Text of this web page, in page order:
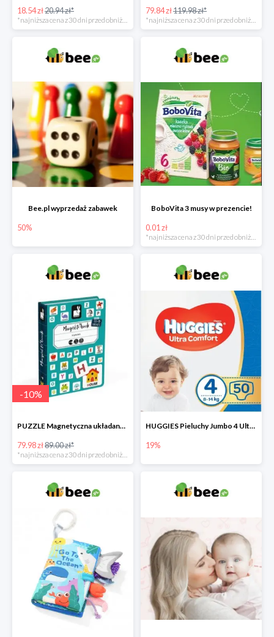
18.54 zł20.94 zł* 79.84 zł119.98 zł*
Bee.pl wyprzedaż zabawek
50%
BoboVita 3 musy w prezencie!
0.01 zł
*najniższa cena z 30 dni przed obniżką
-10%
PUZZLE Magnetyczna układanka Alfabet
79.98 zł89.00 zł*
HUGGIES Pieluchy Jumbo 4 Ultra Comfort -19%
19%